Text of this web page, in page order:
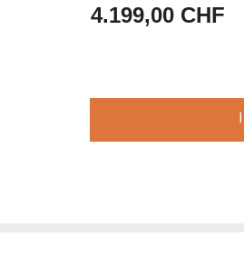
4.199,00 CHF